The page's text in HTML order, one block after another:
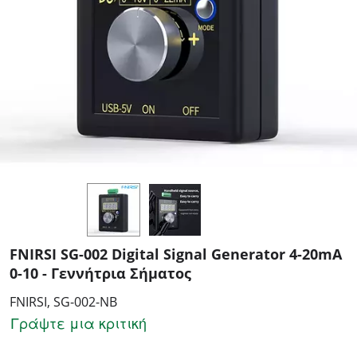
FNIRSI SG-002 Digital Signal Generator 4-20mA
0-10 - Γεννήτρια Σήματος
FNIRSI, SG-002-NB
Γράψτε μια κριτική